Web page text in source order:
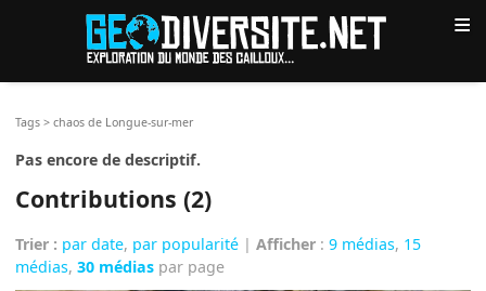
≡
Tags >chaos de Longue-sur-mer
Pas encore de descriptif.
Contributions (2)
Trier : par date, par popularité |Afficher :9 médias, 15
médias,30 médias par page